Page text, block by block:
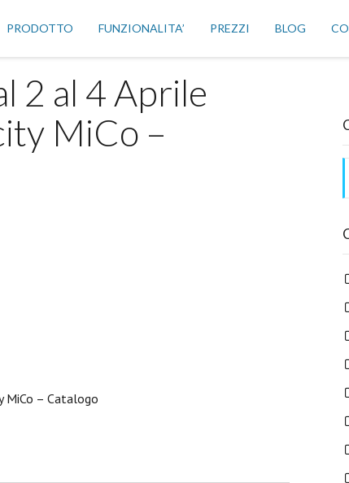
PRODOTTO FUNZIONALITA’ PREZZI BLOG
2 al 4 Aprile
MiCo –
MiCo – Catalogo